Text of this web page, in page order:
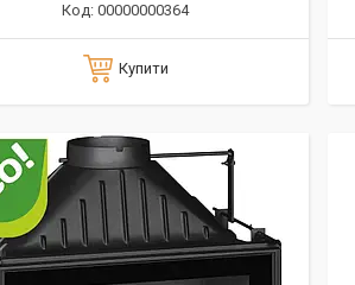
00000000364
Купити